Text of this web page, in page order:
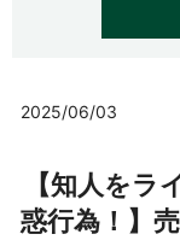
2025/06/03
【知人を
惑行為！】